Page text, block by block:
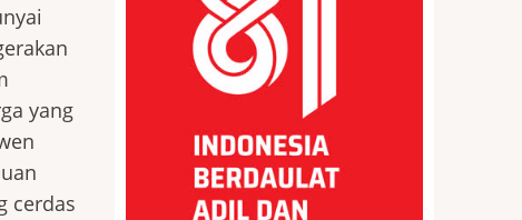
yang
cerdas